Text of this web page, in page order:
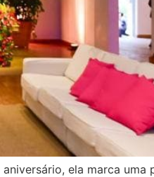
ela marca uma